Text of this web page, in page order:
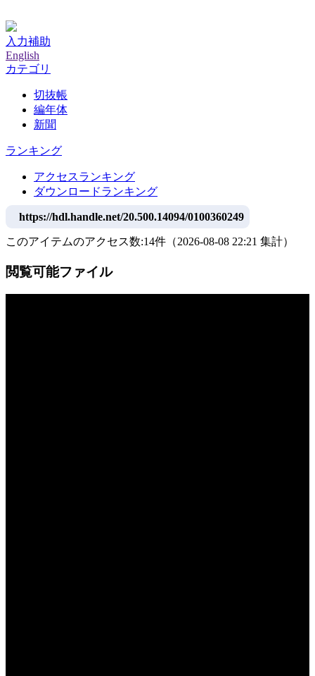
入力補助
English
カテゴリ
切抜帳
編年体
新聞
ランキング
アクセスランキング
ダウンロードランキング
https://hdl.handle.net/20.500.14094/0100360249
このアイテムのアクセス数:14件 （2026-08-08 22:21 集計）
閲覧可能ファイル